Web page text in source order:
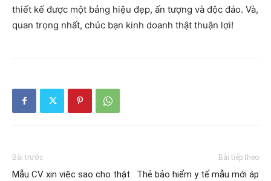
thiết kế được một bảng hiệu đẹp, ấn tượng và độc đáo. Và,
quan trọng nhất, chúc bạn kinh doanh thật thuận lợi!
Bài trước
Mẫu CV xin việc sao cho thật
Bài tiếp theo
Thẻ bảo hiểm y tế mẫu mới áp